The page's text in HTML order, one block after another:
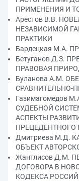
ПРИМЕНЕНИЯ И
Арестов В.В.
НЕЗАВИСИМОЙ
ПРАКТИКИ
Бардецкая М.А.
Бетуганов Д.З.
ПРАВОВАЯ
Буланова А.М.
СРАВНИТЕЛЬНО-
Газимагомедов
СУДЕБНОЙ
АСПЕКТЫ
ПРЕЦЕДЕНТНОГО
Дмитриева М.Д.
ОБЪЕКТ
Жантлисов Д.М.
ДОГОВОРА В
КОДЕКСА